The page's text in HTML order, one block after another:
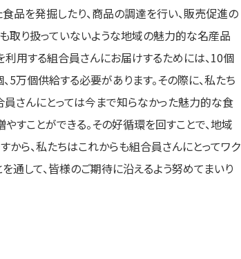
品を発掘したり、商品の調達を行い、販売促進の
取り扱っていないような地域の魅力的な名産品
利用する組合員さんにお届けするためには、10個
5万個供給する必要があります。その際に、私たち
さんにとっては今まで知らなかった魅力的な食
すことができる。その好循環を回すことで、地域
から、私たちはこれからも組合員さんにとってワク
通して、皆様のご期待に沿えるよう努めてまいり